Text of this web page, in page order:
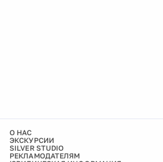
О НАС
ЭКСКУРСИИ
SILVER STUDIO
РЕКЛАМОДАТЕЛЯМ